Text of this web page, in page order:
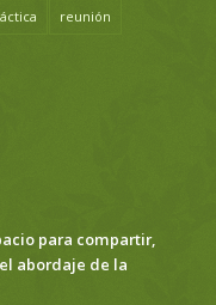
reunión
para compartir,
abordaje de la